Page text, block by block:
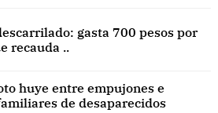
gasta 700 pesos por
recauda ..
huye entre empujones e
de desaparecidos